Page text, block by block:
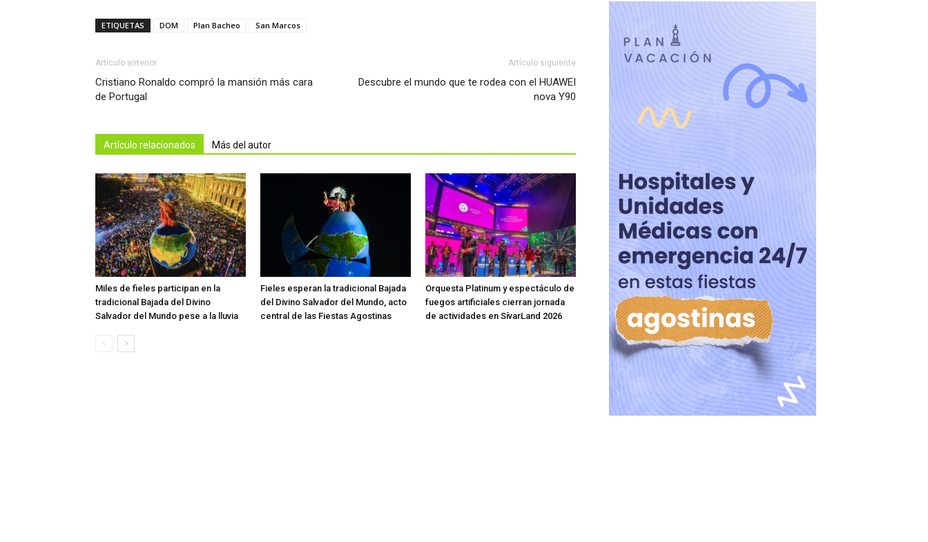
ETIQUETAS DOM Plan Bacheo San Marcos
Artículo anterior
Cristiano Ronaldo compró la mansión más cara
de Portugal
Artículo siguiente
Descubre el mundo que te rodea con el HUAWEI
nova Y90
Artículo relacionados Más del autor
Miles de fieles participan en la
tradicional Bajada del Divino
Salvador del Mundo pese a la lluvia
Fieles esperan la tradicional Bajada
del Divino Salvador del Mundo, acto
central de las Fiestas Agostinas
Orquesta Platinum y espectáculo de
fuegos artificiales cierran jornada
de actividades en SívarLand 2026